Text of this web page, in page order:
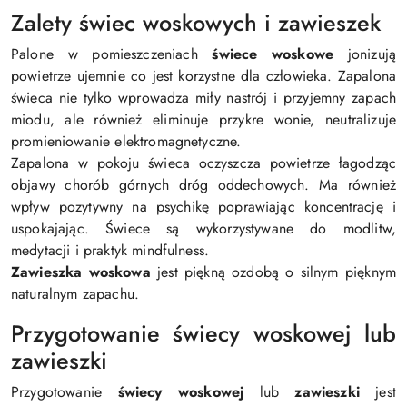
Zalety świec woskowych i zawieszek
Palone w pomieszczeniachświece woskowe jonizują
powietrze ujemnie co jest korzystne dla człowieka. Zapalona
świeca nie tylko wprowadza miły nastrój i przyjemny zapach
miodu, ale również eliminuje przykre wonie, neutralizuje
promieniowanie elektromagnetyczne.
Zapalona w pokoju świeca oczyszcza powietrze łagodząc
objawy chorób górnych dróg oddechowych. Ma również
wpływ pozytywny na psychikę poprawiając koncentrację i
uspokajając. Świece są wykorzystywane do modlitw,
medytacji i praktyk mindfulness.
Zawieszka woskowa jest piękną ozdobą o silnym pięknym
naturalnym zapachu.
Przygotowanie świecy woskowej lub
zawieszki
Przygotowanie świecy woskowej lubzawieszkijest